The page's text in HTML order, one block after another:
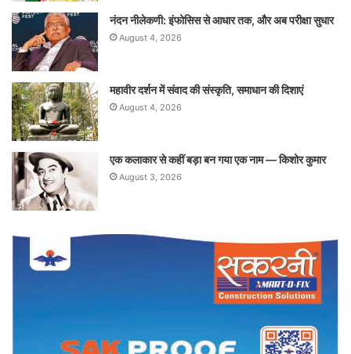
नंदन नीलेकणी: इंफोसिस से आधार तक, और अब परीक्षा सुधार
August 4, 2026
महावीर दर्शन में संवाद की संस्कृति, समाधान की दिशाएं
August 4, 2026
एक कलाकार से कहीं बड़ा बन गया एक नाम — किशोर कुमार
August 3, 2026